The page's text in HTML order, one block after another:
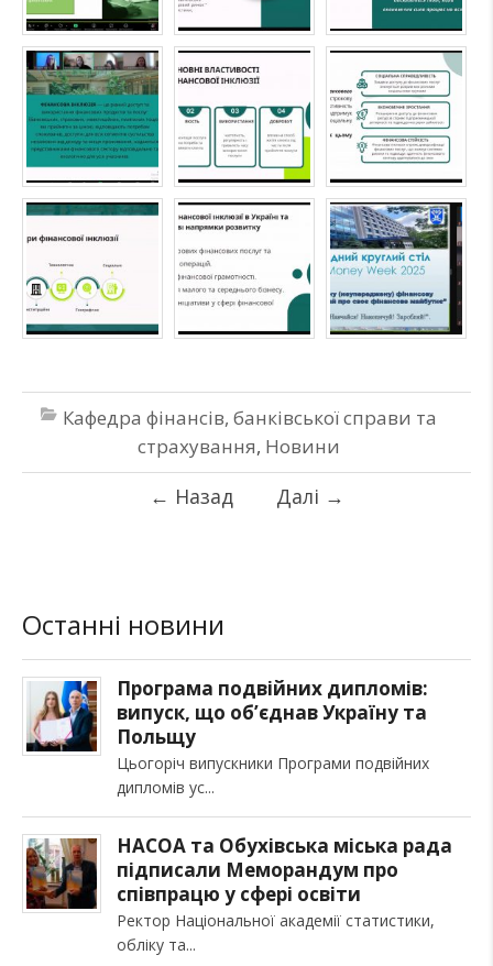
Кафедра фінансів, банківської справи та
страхування, Новини
← Назад Далі →
Останні новини
Програма подвійних дипломів:
випуск, що об’єднав Україну та
Польщу
Цьогоріч випускники Програми подвійних
дипломів ус
НАСОА та Обухівська міська рада
підписали Меморандум про
співпрацю у сфері освіти
Ректор Національної академії статистики,
обліку та